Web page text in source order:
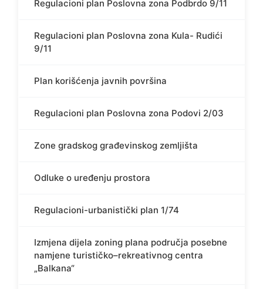
Regulacioni plan Poslovna zona Podbrdo 9/11
Regulacioni plan Poslovna zona Kula- Rudići
9/11
Plan korišćenja javnih površina
Regulacioni plan Poslovna zona Podovi 2/03
Zone gradskog građevinskog zemljišta
Odluke o uređenju prostora
Regulacioni-urbanistički plan 1/74
Izmjena dijela zoning plana područja posebne
namjene turističko–rekreativnog centra
„Balkana“